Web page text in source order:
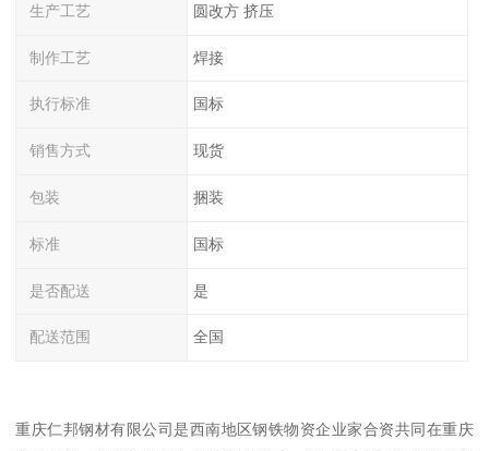
生产工艺 圆改方 挤压
制作工艺 焊接
执行标准 国标
销售方式 现货
包装 捆装
标准 国标
是否配送 是
配送范围 全国
重庆仁邦钢材有限公司是西南地区钢铁物资企业家合资共同在重庆